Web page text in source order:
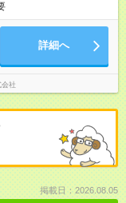
詳細へ
社
掲載日：2026.08.05